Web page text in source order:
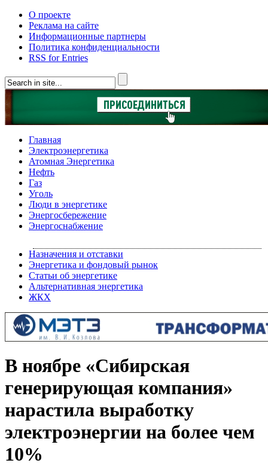
О проекте
Реклама на сайте
Информационные партнеры
Политика конфиденциальности
RSS for Entries
Главная
Электроэнергетика
Атомная Энергетика
Нефть
Газ
Уголь
Люди в энергетике
Энергосбережение
Энергоснабжение
Назначения и отставки
Энергетика и фондовый рынок
Статьи об энергетике
Альтернативная энергетика
ЖКХ
В ноябре «Сибирская
генерирующая компания»
нарастила выработку
электроэнергии на более чем
10%